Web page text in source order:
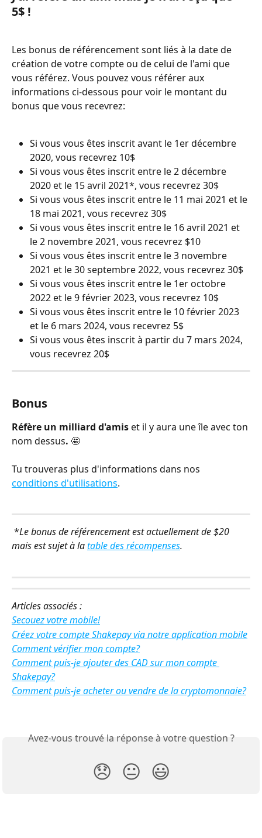
5$ !
Les bonus de référencement sont liés à la date de
création de votre compte ou de celui de l'ami que
vous référez. Vous pouvez vous référer aux
informations ci-dessous pour voir le montant du
bonus que vous recevrez:
Si vous vous êtes inscrit avant le 1er décembre
2020, vous recevrez 10$
Si vous vous êtes inscrit entre le 2 décembre
2020 et le 15 avril 2021*, vous recevrez 30$
Si vous vous êtes inscrit entre le 11 mai 2021 et le
18 mai 2021, vous recevrez 30$
Si vous vous êtes inscrit entre le 16 avril 2021 et
le 2 novembre 2021, vous recevrez $10
Si vous vous êtes inscrit entre le 3 novembre
2021 et le 30 septembre 2022, vous recevrez 30$
Si vous vous êtes inscrit entre le 1er octobre
2022 et le 9 février 2023, vous recevrez 10$
Si vous vous êtes inscrit entre le 10 février 2023
et le 6 mars 2024, vous recevrez 5$
Si vous vous êtes inscrit à partir du 7 mars 2024,
vous recevrez 20$
Bonus
Réfère un milliard d'amis et il y aura une île avec ton
nom dessus. 🤩
Tu trouveras plus d'informations dans nos
conditions d'utilisations.
*Le bonus de référencement est actuellement de $20
mais est sujet à la table des récompenses.
Articles associés :
Secouez votre mobile!
Créez votre compte Shakepay via notre application mobile
Comment vérifier mon compte?
Comment puis-je ajouter des CAD sur mon compte
Shakepay?
Comment puis-je acheter ou vendre de la cryptomonnaie?
Avez-vous trouvé la réponse à votre question ?
😞 😐 😃